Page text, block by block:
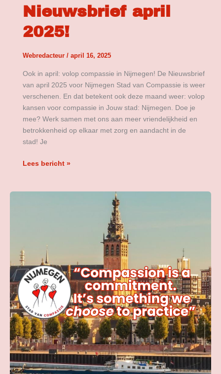
Nieuwsbrief april
2025!
Webredacteur / april 16, 2025
Ook in april: volop compassie in Nijmegen! De Nieuwsbrief
van april 2025 voor Nijmegen Stad van Compassie is weer
verschenen. En dat betekent ook deze maand weer: volop
kansen voor compassie in Jouw stad: Nijmegen. Doe je
mee? Werk samen met ons aan meer vriendelijkheid en
betrokkenheid op elkaar met zorg en aandacht in de
stad! Je
Lees bericht »
van
Compassie!